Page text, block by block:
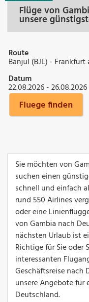
Flüge von
unsere
Route
Banjul (BJL) - Frankfurt
Datum
22.08.2026 - 26.08.2026
Fluege finden
Sie möchten von
suchen einen
schnell und einfach
rund 550 Airlines
oder eine
von Gambia nach
nächsten Urlaub ist
Richtige für Sie oder
interessanten
Geschäftsreise nach
unsere Angebote für
Deutschland.